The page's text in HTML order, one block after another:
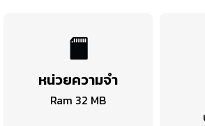
หน่วยความจำ
Ram 32 MB